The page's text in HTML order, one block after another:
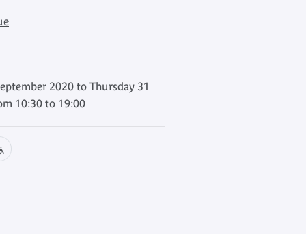
2020 to Thursday 31
10:30 to 19:00